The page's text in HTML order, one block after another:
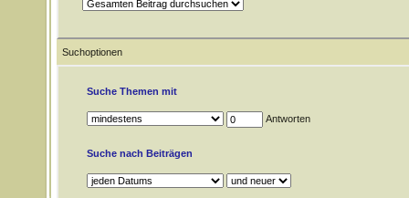
Suchoptionen
Suche Themen mit
Antworten
Suche nach Beiträgen